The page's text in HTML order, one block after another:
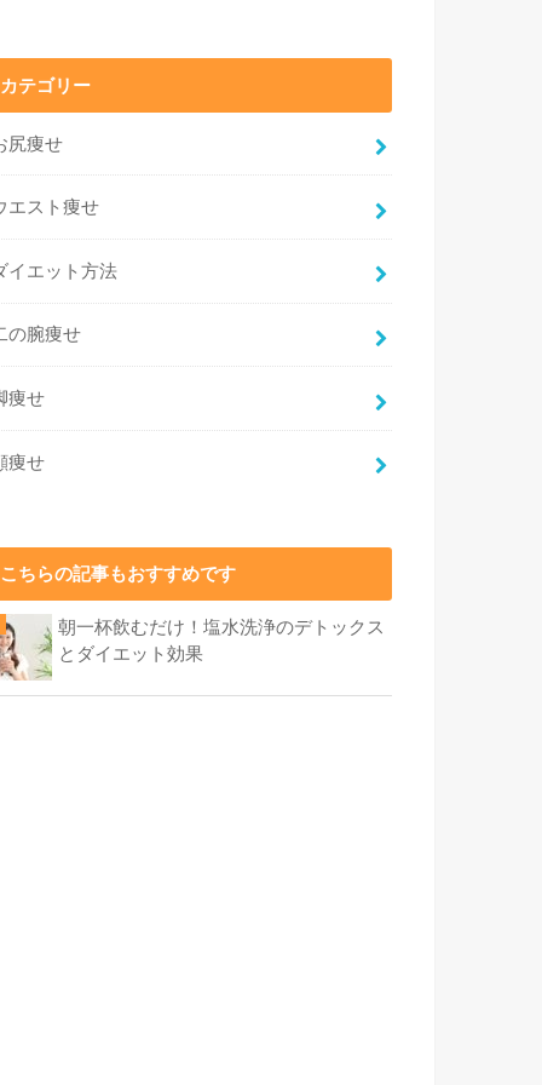
カテゴリー
尻痩せ
エスト痩せ
イエット方法
の腕痩せ
痩せ
痩せ
こちらの記事もおすすめです
朝一杯飲むだけ！塩水洗浄のデトックス
とダイエット効果